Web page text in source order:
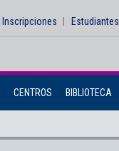
Inscripciones Estudiantes
CENTROS BIBLIOTECA